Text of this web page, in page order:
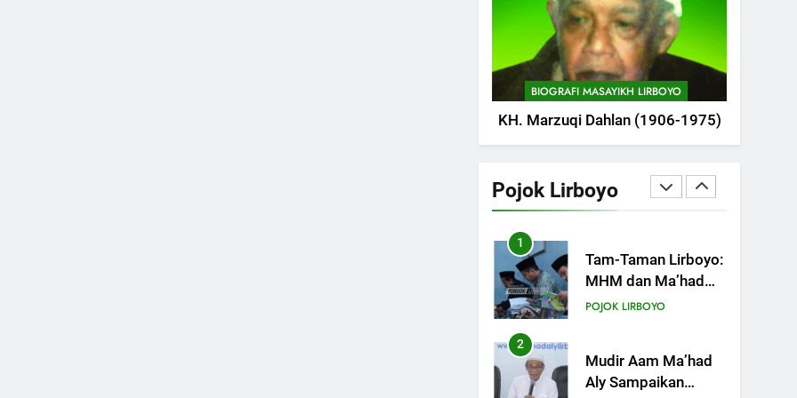
BIOGRAFI MASAYIKH LIRBOYO
KH. Marzuqi Dahlan (1906-1975)
Pojok Lirboyo
Pameran
Silaturahi dan
Istighosah Bersama
Kapolda Jawa Timur
POJOK LIRBOYO
1
MHM dan Ma’had
Aly Gelar Koreksian
POJOK LIRBOYO
2
Mudir Aam Ma’had
Aly Sampaikan
Pentingnya
Dauroh Ilmiah
POJOK LIRBOYO
3
Dauroh Ilmiah
Ma’had Aly Lirboyo